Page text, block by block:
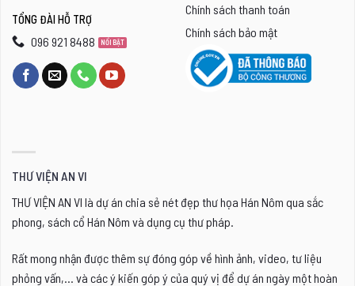
TỔNG ĐÀI HỖ TRỢ
096 921 8488
Chính sách thanh toán
Chính sách bảo mật
THƯ VIỆN AN VI
THƯ VIỆN AN VI là dự án chia sẻ nét đẹp thư họa Hán Nôm qua sắc
phong, sách cổ Hán Nôm và dụng cụ thư pháp.
Rất mong nhận được thêm sự đóng góp về hình ảnh, video, tư liệu
phỏng vấn,... và các ý kiến góp ý của quý vị để dự án ngày một hoàn